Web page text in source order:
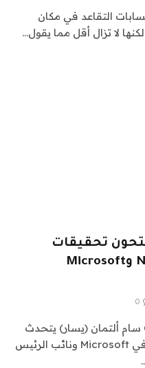
التقاعد في مكان
لا تزال أقل مما يقول…
تحقيقات
مكافحة الاحتكار في Nvidia وMicrosoft
0
الرئيس التنفيذي لشركة OpenAI سام ألتمان (يسار) يتحدث
مع الرئيس التنفيذي للتكنولوجيا في Microsoft ونائب الرئيس